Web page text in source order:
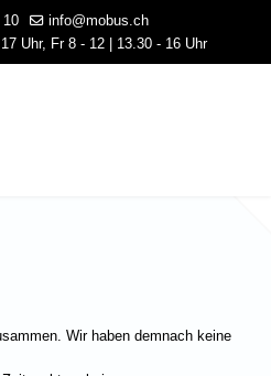
10
info@mobus.ch
Uhr, Fr 8 - 12 | 13.30 - 16 Uhr
Wir haben demnach keine